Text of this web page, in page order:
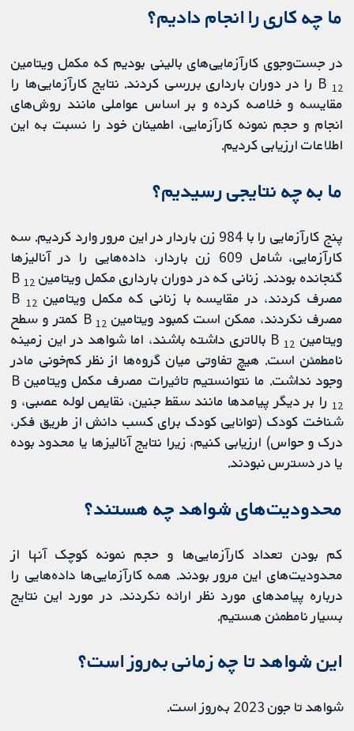
ما چه کاری را انجام دادیم؟
در جست‌وجوی کارآزمایی‌های بالینی بودیم که مکمل ویتامین
B 12
را در دوران بارداری بررسی ‌کردند. نتایج کارآزمایی‌ها را
مقایسه و خلاصه کرده و بر اساس عواملی مانند روش‌های
انجام و حجم نمونه کارآزمایی، اطمینان خود را نسبت به این
اطلاعات ارزیابی کردیم.
ما به چه نتایجی رسیدیم؟
پنج کارآزمایی را با 984 زن باردار در این مرور وارد کردیم. سه
کارآزمایی، شامل 609 زن باردار، داده‌هایی را در آنالیزها
گنجانده بودند. زنانی که در دوران بارداری مکمل ویتامین B 12
مصرف کردند، در مقایسه با زنانی که مکمل ویتامین B 12
مصرف نکردند، ممکن است کمبود ویتامین B 12
کمتر و سطح
ویتامین B 12
بالاتری داشته باشند، اما شواهد در این زمینه
نامطمئن است. هیچ تفاوتی میان گروه‌ها از نظر کم‌خونی مادر
وجود نداشت. ما نتوانستیم تاثیرات مصرف مکمل ویتامین B
12 را بر دیگر پیامدها مانند سقط جنین، نقایص لوله عصبی، و
شناخت کودک (توانایی کودک برای کسب دانش از طریق فکر،
درک و حواس) ارزیابی کنیم، زیرا نتایج آنالیزها یا محدود بوده
یا در دسترس نبودند.
محدودیت‌های شواهد چه هستند؟
کم بودن تعداد کارآزمایی‌ها و حجم نمونه کوچک آنها از
محدودیت‌های این مرور بودند. همه کارآزمایی‌ها داده‌هایی را
درباره پیامدهای مورد نظر ارائه نکردند. در مورد این نتایج
بسیار نامطمئن هستیم.
این شواهد تا چه زمانی به‌روز است؟
شواهد تا جون 2023 به‌روز است.